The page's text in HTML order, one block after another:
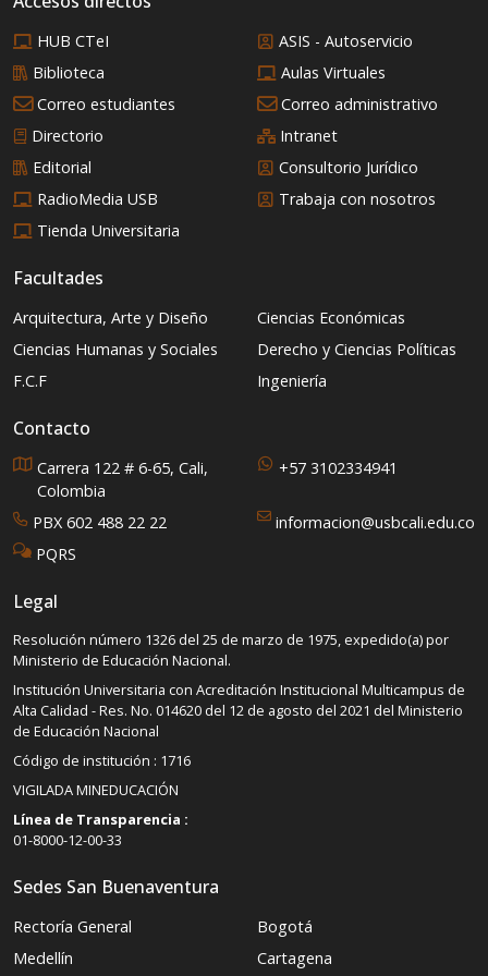
HUB CTeI
ASIS - Autoservicio
Biblioteca
Aulas Virtuales
Correo estudiantes
Correo administrativo
Directorio
Intranet
Editorial
Consultorio Jurídico
RadioMedia USB
Trabaja con nosotros
Tienda Universitaria
Facultades
Arquitectura, Arte y Diseño
Ciencias Económicas
Ciencias Humanas y Sociales
Derecho y Ciencias Políticas
F.C.F
Ingeniería
Contacto
Carrera 122 # 6-65, Cali,
Colombia
+57 3102334941
PBX 602 488 22 22
informacion@usbcali.edu.co
PQRS
Legal
Resolución número 1326 del 25 de marzo de 1975, expedido(a) por
Ministerio de Educación Nacional.
Institución Universitaria con Acreditación Institucional Multicampus de
Alta Calidad - Res. No. 014620 del 12 de agosto del 2021 del Ministerio
de Educación Nacional
Código de institución : 1716
VIGILADA MINEDUCACIÓN
Línea de Transparencia :
01-8000-12-00-33
Sedes San Buenaventura
Rectoría General
Bogotá
Medellín
Cartagena